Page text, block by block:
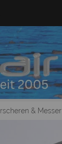
& Messer